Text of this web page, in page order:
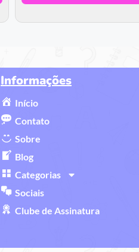
Informações
Início
Contato
Sobre
Blog
Categorias
Sociais
Clube de Assinatura